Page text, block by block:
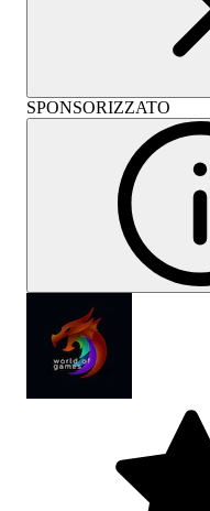
SPONSORIZZATO